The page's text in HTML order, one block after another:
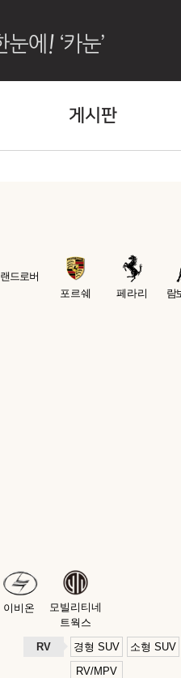
게시판
랜드로버
포르쉐
페라리 람
이비온
모빌리티네
트웍스
RV 경형 SUV 소형 SUV
RV/MPV